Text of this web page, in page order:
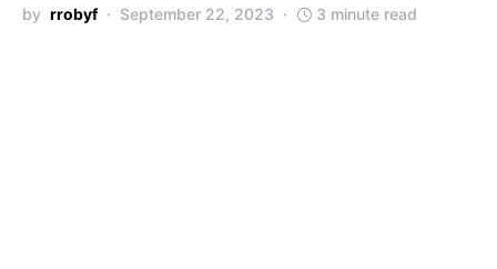
by rrobyf September 22, 2023 3 minute read